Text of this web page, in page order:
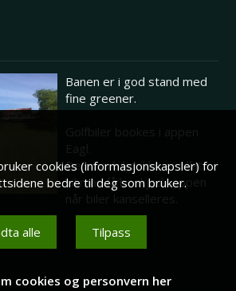
Banen er i god stand med
fine greener.
Dersom biler ikke er tillatt
vil man få beskjed i appen
her
cookies (informasjonskapsler) for
bedre til deg som bruker.
alle Tilpass
cookies og personvern her